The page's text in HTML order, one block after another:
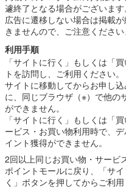
遽終了となる場合がございます。
広告に遷移しない場合は掲載
きませんので、ご注意ください
利用手順
「サイトに行く」もしくは「
トを訪問し、ご利用ください。
サイトに移動してからお申し
に、同じブラウザ（※）で他の
ができません。
「サイトに行く」もしくは「
ービス・お買い物利用時で、
イント獲得ができません。
2回以上同じお買い物・サービ
ポイントモールに戻り、「サ
く」ボタンを押してからご利用